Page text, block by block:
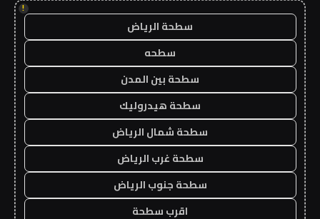
!
سطحة الرياض
سطحه
سطحة بين المدن
سطحة هيدروليك
سطحة شمال الرياض
سطحة غرب الرياض
سطحة جنوب الرياض
اقرب سطحة